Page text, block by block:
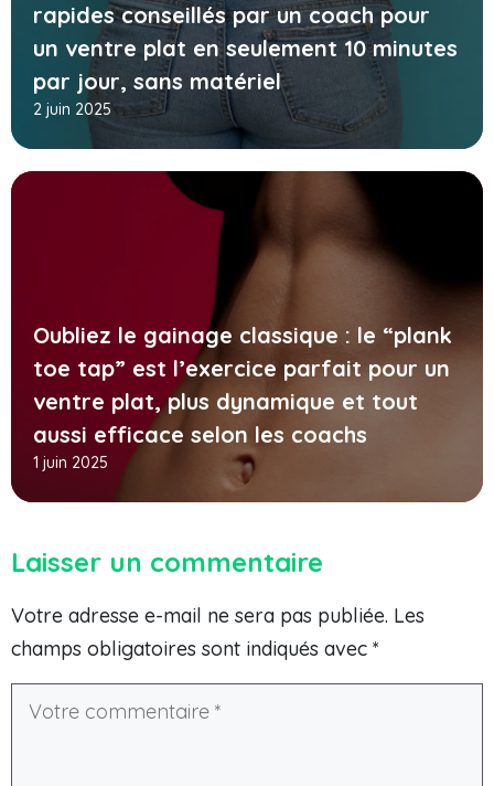
rapides conseillés par un coach pour
un ventre plat en seulement 10 minutes
par jour, sans matériel
2 juin 2025
Oubliez le gainage classique : le “plank
toe tap” est l’exercice parfait pour un
ventre plat, plus dynamique et tout
aussi efficace selon les coachs
1 juin 2025
Laisser un commentaire
Votre adresse e-mail ne sera pas publiée. Les
champs obligatoires sont indiqués avec *